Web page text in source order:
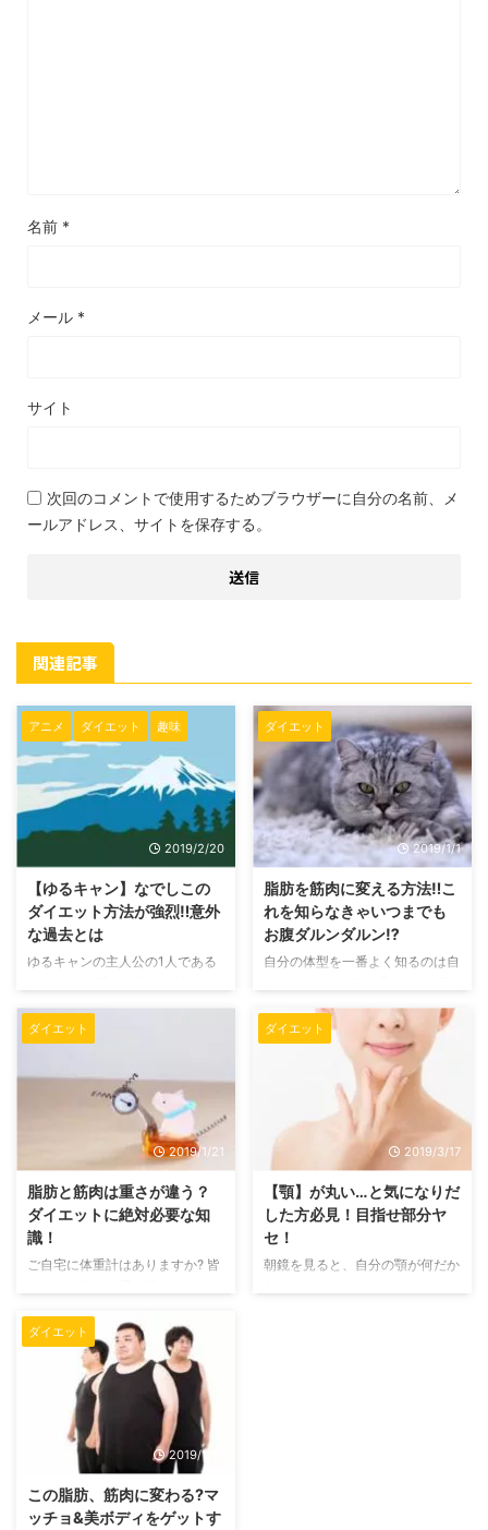
名前 *
メール *
サイト
次回のコメントで使用するためブラウザーに自分の名前、メ
ールアドレス、サイトを保存する。
関連記事
アニメ ダイエット 趣味
2019/2/20
【ゆるキャン】なでしこの
ダイエット方法が強烈‼︎意外
な過去とは
ゆるキャンの主人公の1人である
食べ物を美味しそうに食べる彼女
を見て、可愛さや癒しを感じる人
が漫画でもアニメでも多かったと
思います。 しかし、そのなでし
この可愛らしい姿には、とんでも
ないダイエットの努力があったの
です。(漫画派の方はご存知かも
しれません) それでは、なでしこ
をしていたのか、なでしこのキャ
ラクターから振り返っていきまし
ょう。 各務原なでしことは？
どんなキャラクター？ ↓各務原
ダイエット
2019/1/1
脂肪を筋肉に変える方法‼︎こ
れを知らなきゃいつまでも
お腹ダルンダルン⁉︎
自分の体型を一番よく知るのは自
は自分を鏡越しに見ると思いま
す。 その時に自分の体型に何か
思うことはありませんか？ わた
しも鏡を見るたびにここがたるん
でる、引き締めたい、メリハリの
ある体が欲しい…など悩みがつき
ないです。 ですが、思っている
だけではいつまでたっても理想の
と思ったら今日から行動しましょ
う！ 痩せるといっても今回は体
重を減らすというよりも脂肪を筋
肉に変えて体を引き締める、体脂
ダイエット
2019/1/21
脂肪と筋肉は重さが違う？
ダイエットに絶対必要な知
識！
ご自宅に体重計はありますか? 皆
か? 「今何キロになっているかな
あ~」なんて呑気なことを言って
いる方はいませんか。 体重は自
身の健康状態を知るうえで大切な
バロメーターです。 できれば毎
日チェックできるといいですが、
忙しくて無理な方でもたまには体
ェックすることをおすすめしま
す。 とはいえ、実は体重計の数
ダイエット
2019/3/17
【顎】が丸い…と気になりだ
した方必見！目指せ部分ヤ
セ！
朝鏡を見ると、自分の顎が何だか
ダイエット
2019/1/12
この脂肪、筋肉に変わる?マ
ッチョ&美ボディをゲットす